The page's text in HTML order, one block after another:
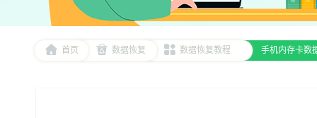
首页 数据恢复 数据恢复教程 手机内存卡数